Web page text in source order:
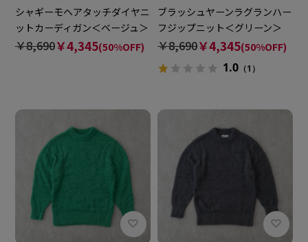
シャギーモヘアタッチダイヤニ
ットカーディガン＜ベージュ＞
￥8,690￥4,345(50%OFF)
ブラッシュヤーンラグランハー
フジップニット＜グリーン＞
￥8,690￥4,345(50%OFF)
1.0 （1）